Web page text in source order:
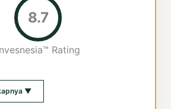
8.7
Rating
▼